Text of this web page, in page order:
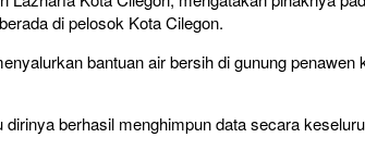
di pelosok Kota Cilegon.
bantuan air bersih di gunung
berhasil menghimpun data secara